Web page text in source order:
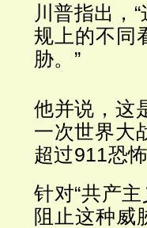
川普指出，
规上的不同
胁。”
他并说，这
一次世界大
超过911恐怖
针对“共产
阻止这种威